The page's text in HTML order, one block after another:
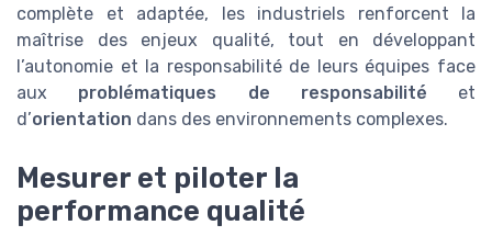
complète et adaptée, les industriels renforcent la
maîtrise des enjeux qualité, tout en développant
l’autonomie et la responsabilité de leurs équipes face
aux problématiques de responsabilité et
d’orientation dans des environnements complexes.
Mesurer et piloter la
performance qualité